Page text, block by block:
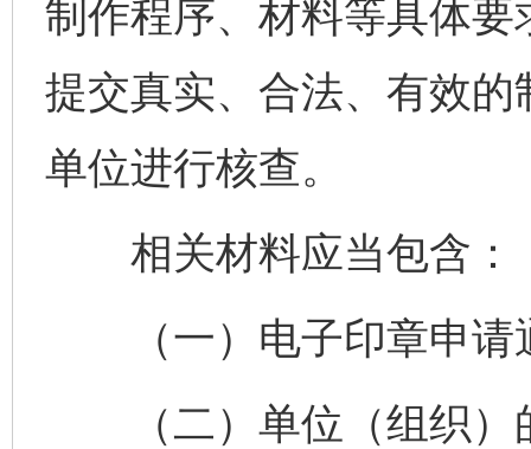
制作程序、材料等具体
提交真实、合法、有效
单位进行核查。
相关材料应当包含：
（一）电子印章申请
（二）单位（组织）